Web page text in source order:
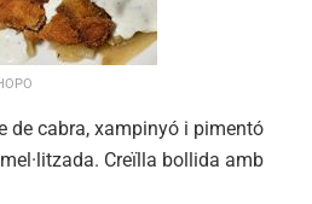
de cabra, xampinyó i pimentó
Creïlla bollida amb